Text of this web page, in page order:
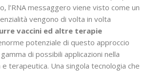
l’RNA messaggero viene visto come un
vengono di volta in volta
vaccini ed altre terapie
potenziale di questo approccio
di possibili applicazioni nella
terapeutica. Una singola tecnologia che